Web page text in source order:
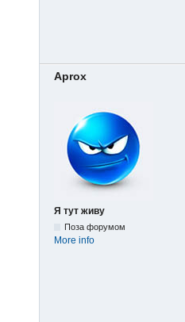
Aprox
Я тут живу
Поза форумом
More info